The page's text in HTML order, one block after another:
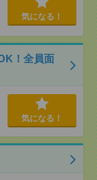
気になる！
！全員面
気になる！